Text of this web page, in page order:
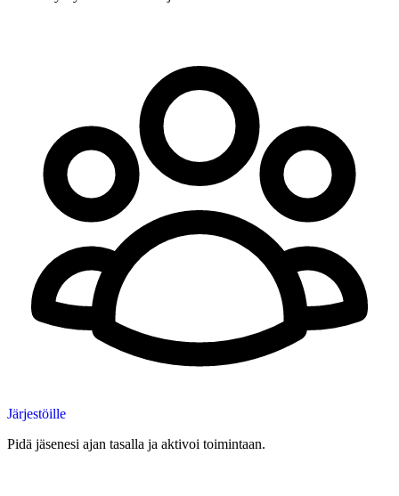
Järjestöille
Pidä jäsenesi ajan tasalla ja aktivoi toimintaan.